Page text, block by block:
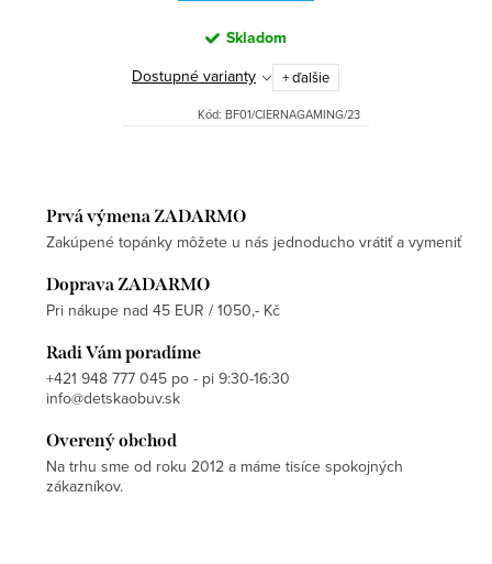
Skladom
Dostupné varianty + ďalšie
Kód: BF01/CIERNAGAMING/23
Prvá výmena ZADARMO
Zakúpené topánky môžete u nás jednoducho vrátiť a vymeniť
Doprava ZADARMO
Pri nákupe nad 45 EUR / 1050,- Kč
Radi Vám poradíme
+421 948 777 045 po - pi 9:30-16:30
info@detskaobuv.sk
Overený obchod
Na trhu sme od roku 2012 a máme tisíce spokojných
zákazníkov.